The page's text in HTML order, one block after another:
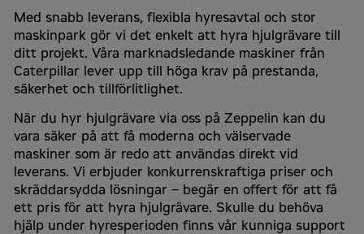
Jobbmobil*
Med snabb leverans, flexibla hyresavtal och stor
maskinpark gör vi det enkelt att hyra hjulgrävare till
ditt projekt. Våra marknadsledande maskiner från
Caterpillar lever upp till höga krav på prestanda,
säkerhet och tillförlitlighet.
När du hyr hjulgrävare via oss på Zeppelin kan du
vara säker på att få moderna och välservade
maskiner som är redo att användas direkt vid
leverans. Vi erbjuder konkurrenskraftiga priser och
skräddarsydda lösningar – begär en offert för att få
ett pris för att hyra hjulgrävare. Skulle du behöva
hjälp under hyresperioden finns vår kunniga support